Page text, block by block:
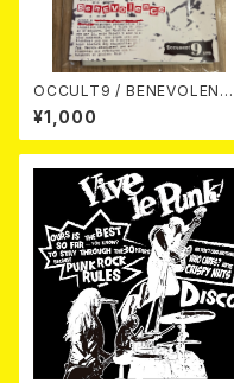
OCCULT9 / BENEVOLENCE
(LTD.150) カセット
¥1,000